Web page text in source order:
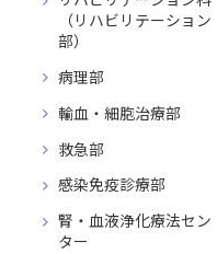
（リハビリテーション
部）
病理部
輸血・細胞治療部
救急部
感染免疫診療部
腎・血液浄化療法セン
ター